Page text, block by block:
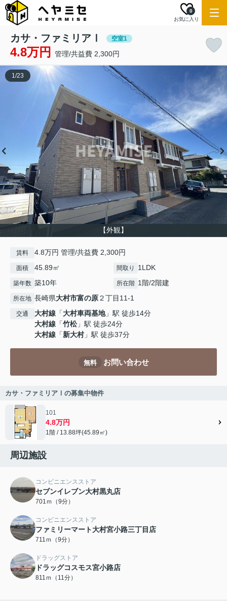
お気に入り
0
カサ・ファミリアⅠ 空室1
4.8万円 管理/共益費 2,300円
【外観】
1/23
賃料 4.8万円 管理/共益費 2,300円
面積 45.89㎡ 間取り 1LDK
築年数 築10年 所在階 1階/2階建
所在地 長崎県大村市富の原２丁目11-1
交通 大村線 「大村車両基地」駅 徒歩14分
大村線 「竹松」駅 徒歩24分
大村線 「新大村」駅 徒歩37分
無料 お問い合わせ
カサ・ファミリアⅠの募集中物件
101
4.8万円
1階 / 13.88坪(45.89㎡)
周辺施設
コンビニエンスストア
セブンイレブン大村黒丸店
701ｍ（9分）
コンビニエンスストア
ファミリーマート大村宮小路三丁目店
711ｍ（9分）
ドラッグストア
ドラッグコスモス宮小路店
811ｍ（11分）